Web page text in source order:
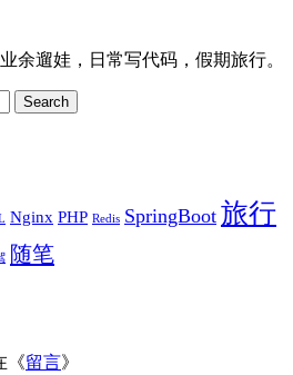
余遛娃，日常写代码，假期旅行。
Nginx PHP Redis SpringBoot 旅行
随笔
《留言》